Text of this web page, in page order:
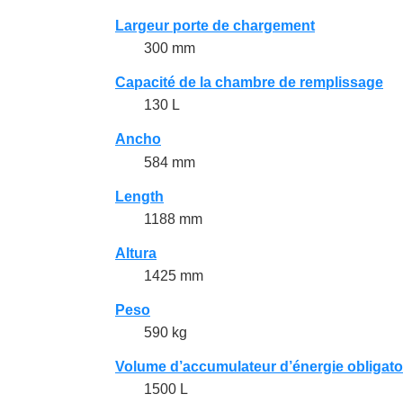
Largeur porte de chargement
300 mm
Capacité de la chambre de remplissage
130 L
Ancho
584 mm
Length
1188 mm
Altura
1425 mm
Peso
590 kg
Volume d’accumulateur d’énergie
1500 L